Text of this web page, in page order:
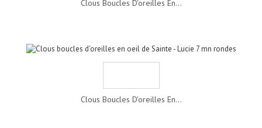
Clous Boucles D'oreilles En...
Clous Boucles D'oreilles En...